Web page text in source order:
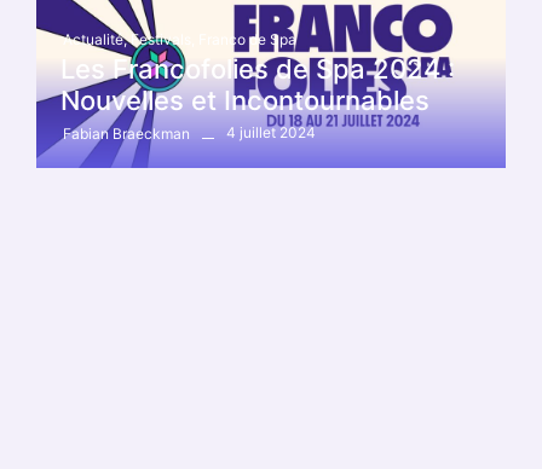
Actualité, Festivals Franco de Spa
Les Francofolies de Spa 2024 :
Nouvelles et Incontournables
Fabian Braeckman 4 juillet 2024